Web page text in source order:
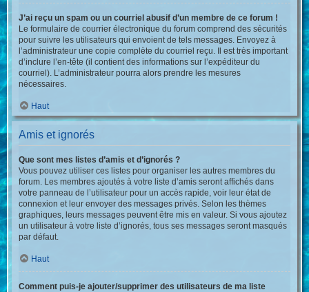
J’ai reçu un spam ou un courriel abusif d’un membre de ce forum !
Le formulaire de courrier électronique du forum comprend des sécurités
pour suivre les utilisateurs qui envoient de tels messages. Envoyez à
l’administrateur une copie complète du courriel reçu. Il est très important
d’inclure l’en-tête (il contient des informations sur l’expéditeur du
courriel). L’administrateur pourra alors prendre les mesures
nécessaires.
Haut
Amis et ignorés
Que sont mes listes d’amis et d’ignorés ?
Vous pouvez utiliser ces listes pour organiser les autres membres du
forum. Les membres ajoutés à votre liste d’amis seront affichés dans
votre panneau de l’utilisateur pour un accès rapide, voir leur état de
connexion et leur envoyer des messages privés. Selon les thèmes
graphiques, leurs messages peuvent être mis en valeur. Si vous ajoutez
un utilisateur à votre liste d’ignorés, tous ses messages seront masqués
par défaut.
Haut
Comment puis-je ajouter/supprimer des utilisateurs de ma liste